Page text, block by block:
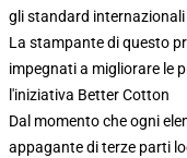
gli standard
La stampante di questo
impegnati a migliorare le
l'iniziativa Better Cotton
Dal momento che ogni
appagante di terze parti